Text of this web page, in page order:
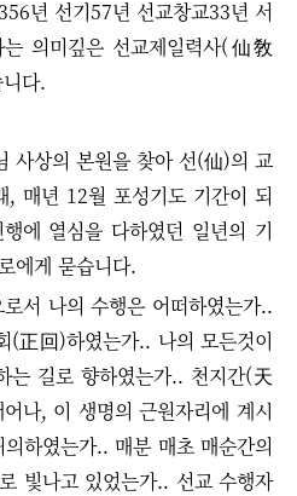
년 선기57년 선교창교33년 서
의미깊은 선교제일력사(仙敎
니다.
사상의 본원을 찾아 선(仙)의 교
매년 12월 포성기도 기간이 되
에 열심을 다하였던 일년의 기
에게 묻습니다.
서 나의 수행은 어떠하였는가..
(正回)하였는가.. 나의 모든것이
는 길로 향하였는가.. 천지간(天
나, 이 생명의 근원자리에 계시
하였는가.. 매분 매초 매순간의
빛나고 있었는가.. 선교 수행자